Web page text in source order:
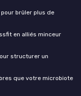
brûler plus de
en alliés minceur
structurer un
que votre microbiote